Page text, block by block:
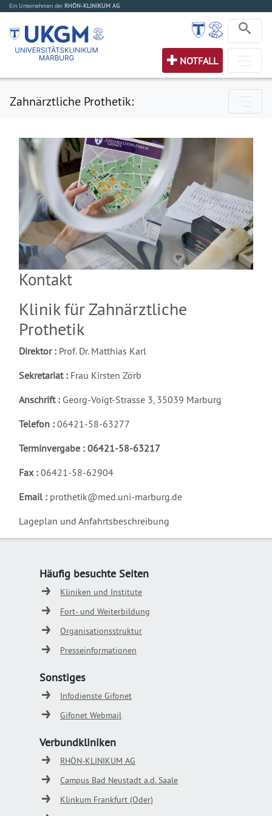
Ein Unternehmen der RHÖN-KLINIKUM AG
NOTFALL
Zahnärztliche Prothetik:
Kontakt
Klinik für Zahnärztliche
Prothetik
Direktor : Prof. Dr. Matthias Karl
Sekretariat : Frau Kirsten Zörb
Anschrift : Georg-Voigt-Strasse 3, 35039 Marburg
Telefon : 06421-58-63277
Terminvergabe : 06421-58-63217
Fax : 06421-58-62904
Email : prothetik@med.uni-marburg.de
Lageplan und Anfahrtsbeschreibung
Häufig besuchte Seiten
Kliniken und Institute
Fort- und Weiterbildung
Organisationsstruktur
Presseinformationen
Sonstiges
Infodienste Gifonet
Gifonet Webmail
Verbundkliniken
RHÖN-KLINIKUM AG
Campus Bad Neustadt a.d. Saale
Klinkum Frankfurt (Oder)